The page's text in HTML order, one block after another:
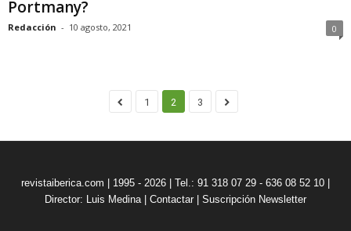
Portmany?
Redacción - 10 agosto, 2021 0
1 2 3
revistaiberica.com | 1995 - 2026 | Tel.: 91 318 07 29 - 636 08 52 10 |
Director: Luis Medina| Contactar Suscripción Newsletter